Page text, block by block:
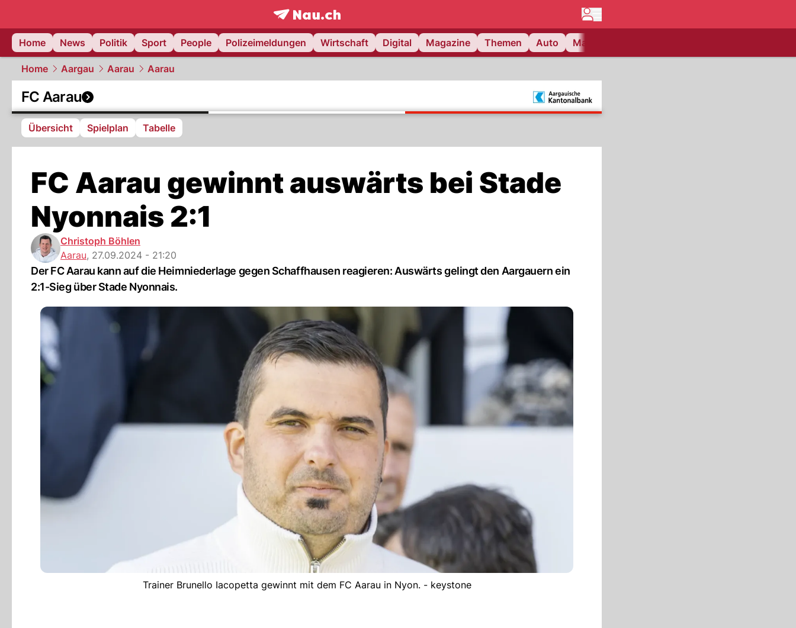
frontpage.NAU.ch
Home
News Politik Sport People Polizeimeldungen Wirtschaft Digital Magazine Themen Auto Matchcenter
Home Aargau Aarau Aarau
FC Aarau
Übersicht Spielplan Tabelle
FC Aarau gewinnt auswärts bei Stade
Nyonnais 2:1
Christoph Böhlen
Aarau, 27.09.2024 - 21:20
Der FC Aarau kann auf die Heimniederlage gegen Schaffhausen reagieren: Auswärts gelingt den Aargauern ein
2:1-Sieg über Stade Nyonnais.
Trainer Brunello Iacopetta gewinnt mit dem FC Aarau in Nyon. - keystone